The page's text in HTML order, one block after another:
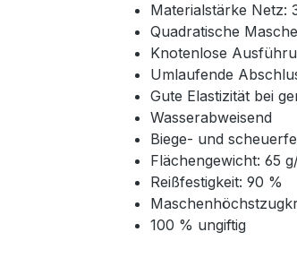
Materialstärke Netz:
Quadratische
Knotenlose
Umlaufende
Gute Elastizität bei
Wasserabweisend
Biege- und
Flächengewicht: 65
Reißfestigkeit: 90 %
100 % ungiftig